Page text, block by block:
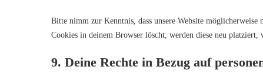
Bitte nimm zur Kenntnis, dass unsere Website
Cookies in deinem Browser löscht, werden diese neu platziert,
9. Deine Rechte in Bezug auf